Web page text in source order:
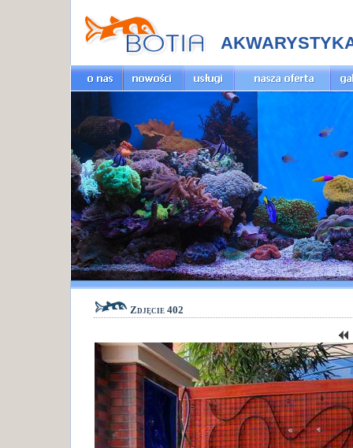
Zdjęcie 402